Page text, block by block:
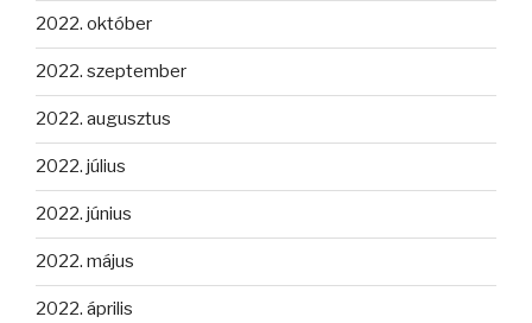
2022. október
2022. szeptember
2022. augusztus
2022. július
2022. június
2022. május
2022. április